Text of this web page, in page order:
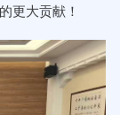
更大贡献！